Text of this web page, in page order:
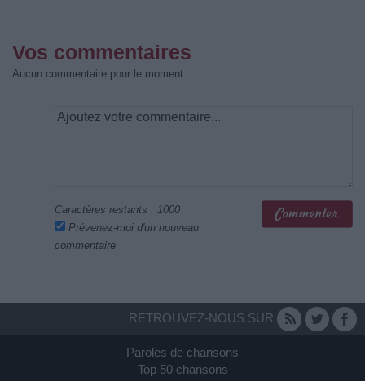
Vos commentaires
Aucun commentaire pour le moment
Caractères restants : 1000
Prévenez-moi d'un nouveau
commentaire
RETROUVEZ-NOUS SUR
Paroles de chansons
Top 50 chansons